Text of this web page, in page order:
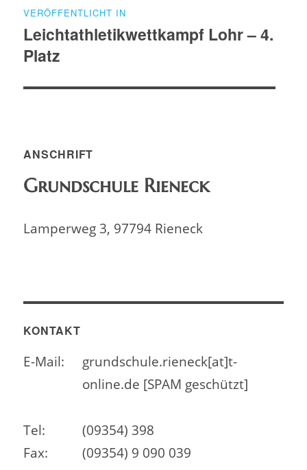
VERÖFFENTLICHT IN
Leichtathletikwettkampf Lohr – 4.
Platz
ANSCHRIFT
Grundschule Rieneck
Lamperweg 3, 97794 Rieneck
KONTAKT
E-Mail:
grundschule.rieneck[at]t-
online.de [SPAM geschützt]
Tel:
(09354) 398
Fax:
(09354) 9 090 039